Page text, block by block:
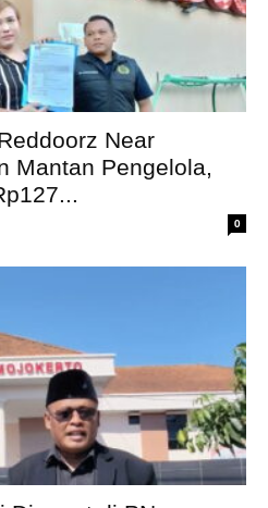
Near
Mantan Pengelola,
0